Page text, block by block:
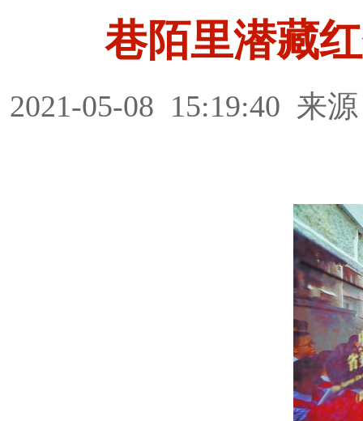
巷陌里潜藏
2021-05-08 15:19:40 来